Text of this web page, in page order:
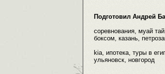
Подготовил Андрей
соревнования, муай
боксом, казань,
kia, ипотека, туры в
ульяновск, новгород